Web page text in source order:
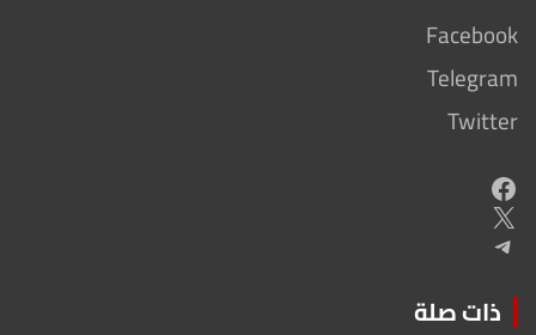
Facebook
Telegram
Twitter
Facebook
X
Telegram
ذات صلة